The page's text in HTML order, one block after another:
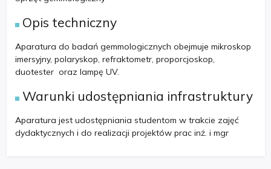
Opis techniczny
Aparatura do badań gemmologicznych obejmuje mikroskop
imersyjny, polaryskop, refraktometr, proporcjoskop,
duotester oraz lampę UV.
Warunki udostępniania infrastruktury
Aparatura jest udostępniania studentom w trakcie zajęć
dydaktycznych i do realizacji projektów prac inż. i mgr